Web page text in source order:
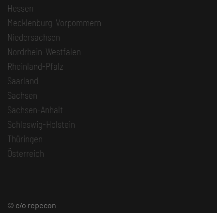
Hessen
Mecklenburg-Vorpommern
Niedersachsen
Nordrhein-Westfalen
Rheinland-Pfalz
Saarland
Sachsen
Sachsen-Anhalt
Schleswig-Holstein
Thüringen
Österreich
© c/o repecon